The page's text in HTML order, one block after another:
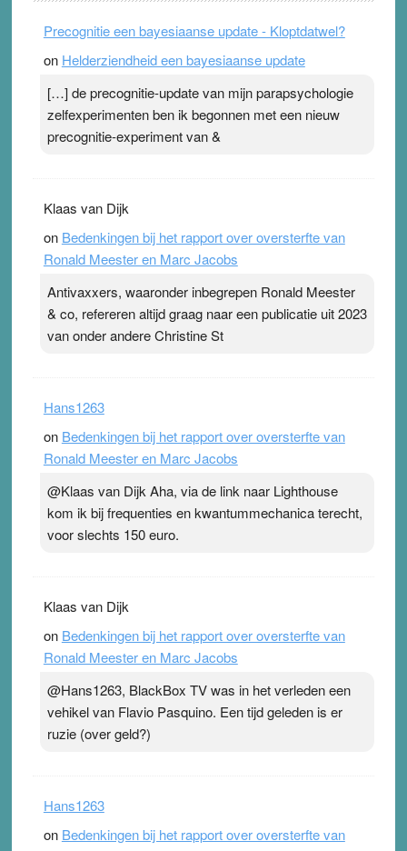
topsporters. Ze hopen ermee hun hartslag te verlagen
terwijl ze meer zuurstof opnemen. Daarop heeft zo’n
ademen’ kan goud waard zijn. Door…Lees meer
Pleisterplakkers in de topspsort ›[...]
Precognitie een bayesiaanse update - Kloptdatwel?
on Helderziendheid een bayesiaanse update
[…] de precognitie-update van mijn parapsychologie
zelfexperimenten ben ik begonnen met een nieuw
precognitie-experiment van &
Klaas van Dijk
on Bedenkingen bij het rapport over oversterfte van
Ronald Meester en Marc Jacobs
Antivaxxers, waaronder inbegrepen Ronald Meester
& co, refereren altijd graag naar een publicatie uit 2023
van onder andere Christine St
Hans1263
on Bedenkingen bij het rapport over oversterfte van
Ronald Meester en Marc Jacobs
@Klaas van Dijk Aha, via de link naar Lighthouse
kom ik bij frequenties en kwantummechanica terecht,
voor slechts 150 euro.
Klaas van Dijk
on Bedenkingen bij het rapport over oversterfte van
Ronald Meester en Marc Jacobs
@Hans1263, BlackBox TV was in het verleden een
vehikel van Flavio Pasquino. Een tijd geleden is er
ruzie (over geld?)
Hans1263
on Bedenkingen bij het rapport over oversterfte van